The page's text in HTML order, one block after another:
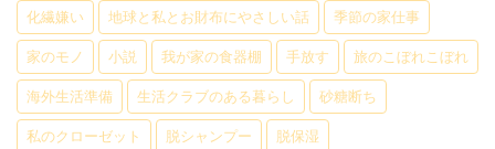
化繊嫌い 地球と私とお財布にやさしい話 季節の家仕事
家のモノ 小説 我が家の食器棚 手放す 旅のこぼれこぼれ
海外生活準備 生活クラブのある暮らし 砂糖断ち
私のクローゼット 脱シャンプー 脱保湿